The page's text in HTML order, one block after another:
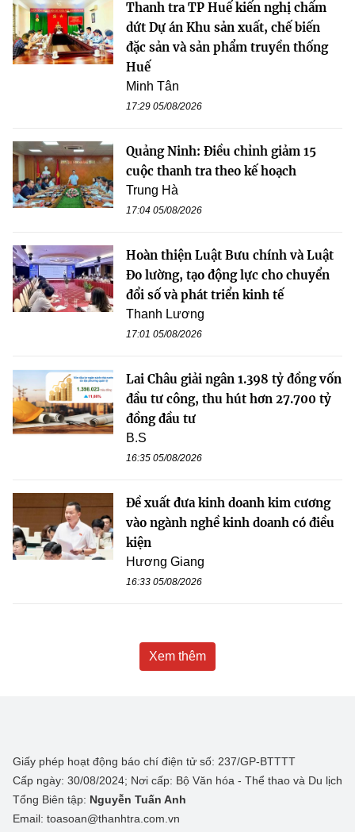
Thanh tra TP Huế kiến nghị chấm
dứt Dự án Khu sản xuất, chế biến
đặc sản và sản phẩm truyền thống
Huế
Minh Tân
17:29 05/08/2026
Quảng Ninh: Điều chỉnh giảm 15
cuộc thanh tra theo kế hoạch
Trung Hà
17:04 05/08/2026
Hoàn thiện Luật Bưu chính và Luật
Đo lường, tạo động lực cho chuyển
đổi số và phát triển kinh tế
Thanh Lương
17:01 05/08/2026
Lai Châu giải ngân 1.398 tỷ đồng vốn
đầu tư công, thu hút hơn 27.700 tỷ
đồng đầu tư
B.S
16:35 05/08/2026
Đề xuất đưa kinh doanh kim cương
vào ngành nghề kinh doanh có điều
kiện
Hương Giang
16:33 05/08/2026
Xem thêm
Giấy phép hoạt động báo chí điện tử số: 237/GP-BTTTT
Cấp ngày: 30/08/2024; Nơi cấp: Bộ Văn hóa - Thể thao và Du lịch
Tổng Biên tập: Nguyễn Tuấn Anh
Email: toasoan@thanhtra.com.vn